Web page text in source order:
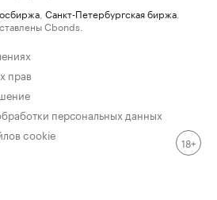
Санкт-Петербургская биржа
Cbonds.
прав
персональных данных
cookie
18+